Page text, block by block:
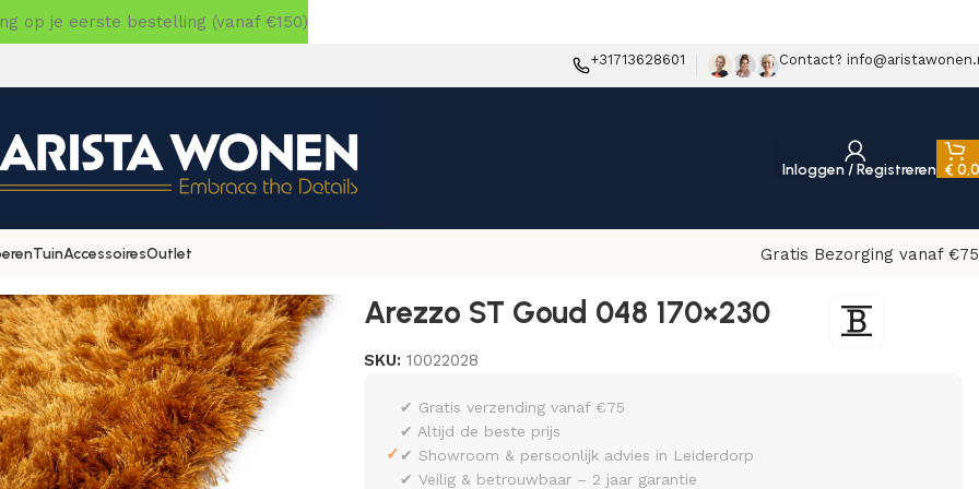
+31713628601 Contact?
Inloggen / Registreren €
TuinAccessoiresOutlet
Gratis Bezorging vanaf
Arezzo ST Goud 048 170×230
SKU:10022028
✓
✔ Gratis verzending vanaf €75
✔ Altijd de beste prijs
✔ Showroom & persoonlijk advies in Leiderdorp
✔ Veilig & betrouwbaar – 2 jaar garantie
op je eerste bestelling (vanaf €150)